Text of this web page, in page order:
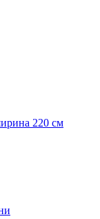
220 см